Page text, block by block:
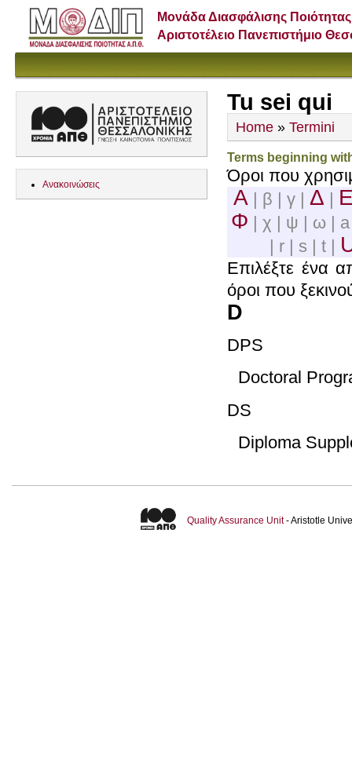
Μονάδα Διασφάλισης Ποιότητας
Αριστοτέλειο Πανεπιστήμιο
Ανακοινώσεις
Tu sei qui
Home »Termini
Terms beginning
Όροι που
Α | β | γ |Δ |
Φ | χ | ψ | ω |
| r | s | t |
Επιλέξτε ένα
όροι που
D
DPS
Doctoral
DS
Diploma
Quality Assurance Unit- Aristotle